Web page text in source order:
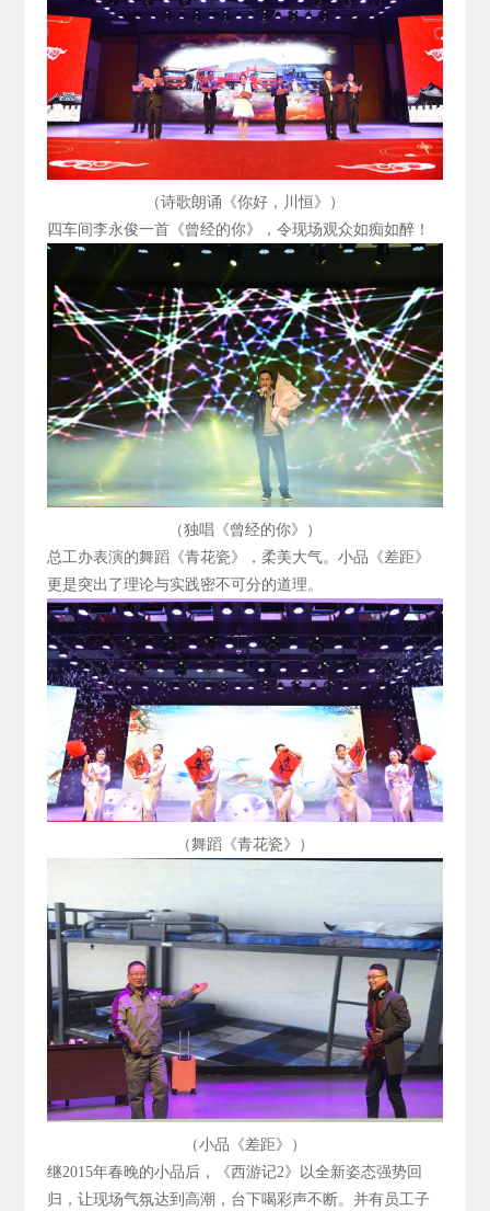
（诗歌朗诵《你好，川恒》）
四车间李永俊一首《曾经的你》，令现场观众如痴如醉！
（独唱《曾经的你》）
总工办表演的舞蹈《青花瓷》，柔美大气。小品《差距》
更是突出了理论与实践密不可分的道理。
（舞蹈《青花瓷》）
（小品《差距》）
继2015年春晚的小品后，《西游记2》以全新姿态强势回
归，让现场气氛达到高潮，台下喝彩声不断。并有员工子